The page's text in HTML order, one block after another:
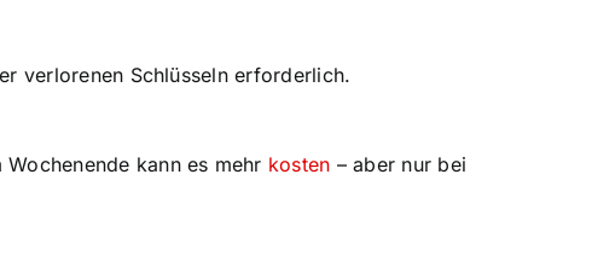
verlorenen Schlüsseln erforderlich.
kann es mehr kosten – aber nur bei